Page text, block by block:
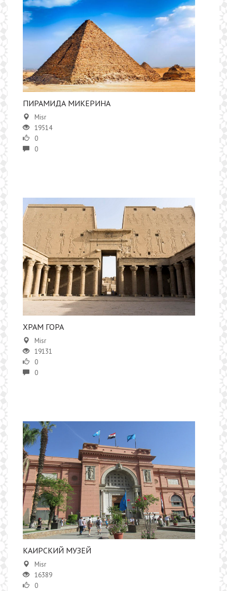
ПИРАМИДА МИКЕРИНА
Misr
19514
0
0
ХРАМ ГОРА
Misr
19131
0
0
​КАИРСКИЙ МУЗЕЙ
Misr
16389
0